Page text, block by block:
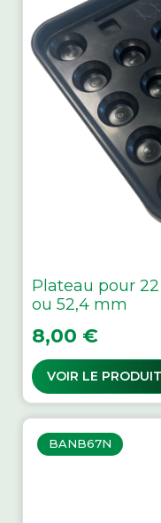
Plateau pour
ou 52,4 mm
Prix
8,00 €
VOIR LE PRODUIT
BANB67N